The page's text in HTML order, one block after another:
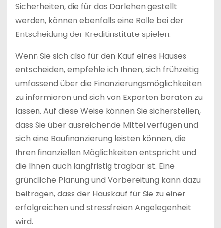
Sicherheiten, die für das Darlehen gestellt
werden, können ebenfalls eine Rolle bei der
Entscheidung der Kreditinstitute spielen.
Wenn Sie sich also für den Kauf eines Hauses
entscheiden, empfehle ich Ihnen, sich frühzeitig
umfassend über die Finanzierungsmöglichkeiten
zu informieren und sich von Experten beraten zu
lassen. Auf diese Weise können Sie sicherstellen,
dass Sie über ausreichende Mittel verfügen und
sich eine Baufinanzierung leisten können, die
Ihren finanziellen Möglichkeiten entspricht und
die Ihnen auch langfristig tragbar ist. Eine
gründliche Planung und Vorbereitung kann dazu
beitragen, dass der Hauskauf für Sie zu einer
erfolgreichen und stressfreien Angelegenheit
wird.